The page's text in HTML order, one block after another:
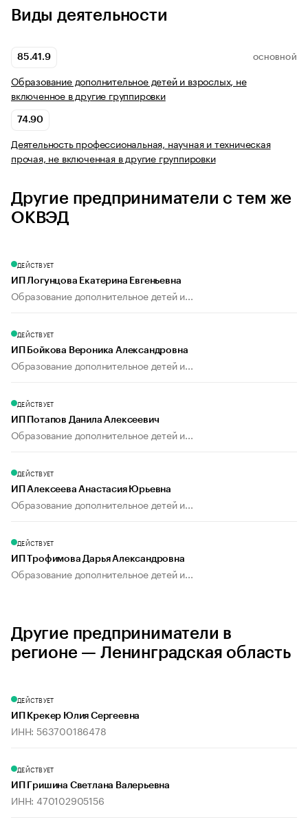
Виды деятельности
85.41.9 ОСНОВНОЙ
Образование дополнительное детей и взрослых, не
включенное в другие группировки
74.90
Деятельность профессиональная, научная и техническая
прочая, не включенная в другие группировки
Другие предприниматели с тем же
ОКВЭД
ДЕЙСТВУЕТ
ИП Логунцова Екатерина Евгеньевна
Образование дополнительное детей и...
ДЕЙСТВУЕТ
ИП Бойкова Вероника Александровна
Образование дополнительное детей и...
ДЕЙСТВУЕТ
ИП Потапов Данила Алексеевич
Образование дополнительное детей и...
ДЕЙСТВУЕТ
ИП Алексеева Анастасия Юрьевна
Образование дополнительное детей и...
ДЕЙСТВУЕТ
ИП Трофимова Дарья Александровна
Образование дополнительное детей и...
Другие предприниматели в
регионе — Ленинградская область
ДЕЙСТВУЕТ
ИП Крекер Юлия Сергеевна
ИНН: 563700186478
ДЕЙСТВУЕТ
ИП Гришина Светлана Валерьевна
ИНН: 470102905156